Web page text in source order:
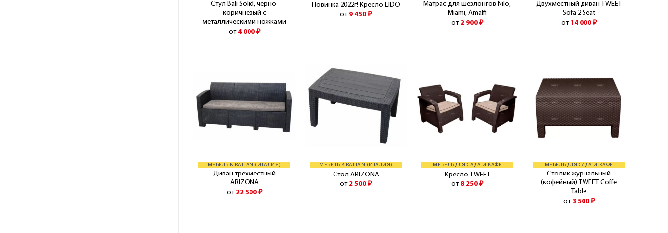
Стул Bali Solid, черно-
коричневый с
металлическими ножками
от 4 000 ₽
Новинка 2022г! Кресло LIDO
от 9 450₽
Матрас для шезлонгов Nilo,
Miami, Amalfi
от 2 900₽
Двухместный диван TWEET
Sofa 2 Seat
от 14 000 ₽
МЕБЕЛЬ B:RATTAN (ИТАЛИЯ)
Диван трехместный
ARIZONA
от 22 500 ₽
МЕБЕЛЬ B:RATTAN (ИТАЛИЯ)
Стол ARIZONA
от 2 500₽
МЕБЕЛЬ ДЛЯ САДА И КАФЕ
Кресло TWEET
от 8 250₽
МЕБЕЛЬ ДЛЯ САДА И КАФЕ
Столик журнальный
(кофейный) TWEET Coffe
Table
от 3 500 ₽